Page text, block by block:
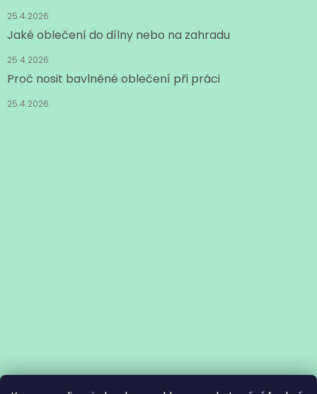
25.4.2026
Jaké oblečení do dílny nebo na zahradu
25.4.2026
Proč nosit bavlněné oblečení při práci
25.4.2026